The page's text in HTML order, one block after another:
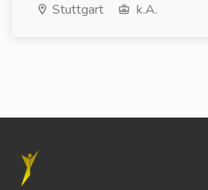
Stuttgart k.A.